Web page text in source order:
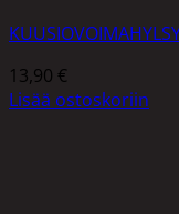
13,90 €
Lisää ostoskoriin